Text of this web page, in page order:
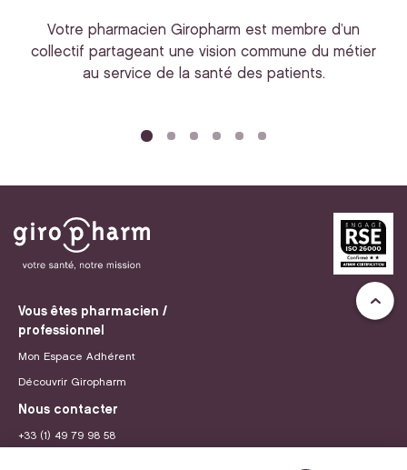
Votre pharmacien Giropharm est membre d’un
collectif partageant une vision commune du métier
au service de la santé des patients.
Vous êtes pharmacien /
professionnel
Mon Espace Adhérent
Découvrir Giropharm
Nous contacter
+33 (1) 49 79 98 58